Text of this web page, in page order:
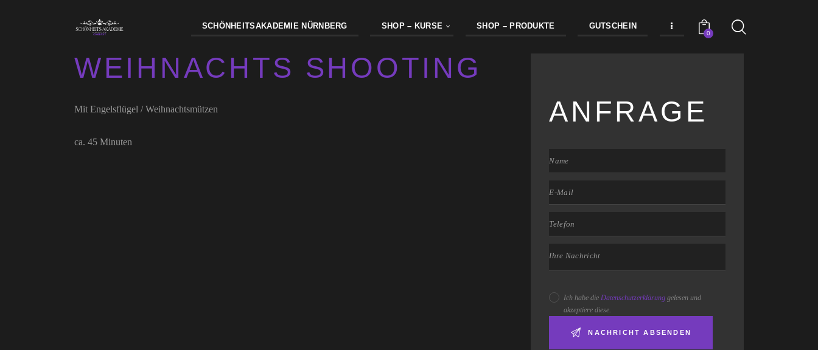
SCHÖNHEITSAKADEMIE NÜRNBERG SHOP – KURSE SHOP – PRODUKTE GUTSCHEIN
0
WEIHNACHTS SHOOTING
Mit Engelsflügel / Weihnachtsmützen
ca. 45 Minuten
ANFRAGE
Ich habe dieDatenschutzerklärung gelesen und
akzeptiere diese.